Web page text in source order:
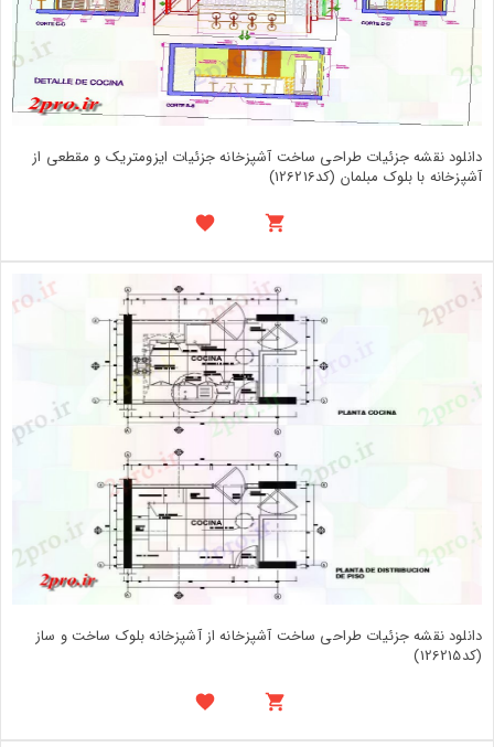
دانلود نقشه جزئیات طراحی ساخت آشپزخانه جزئیات ایزومتریک و مقطعی از
آشپزخانه با بلوک مبلمان (کد126216)
دانلود نقشه جزئیات طراحی ساخت آشپزخانه از آشپزخانه بلوک ساخت و ساز
(کد126215)